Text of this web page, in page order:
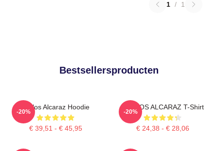
1 / 1
Bestsellersproducten
Carlos Alcaraz Hoodie
€ 39,51 - € 45,95
-20%
CARLOS ALCARAZ T-Shirt
€ 24,38 - € 28,06
-20%